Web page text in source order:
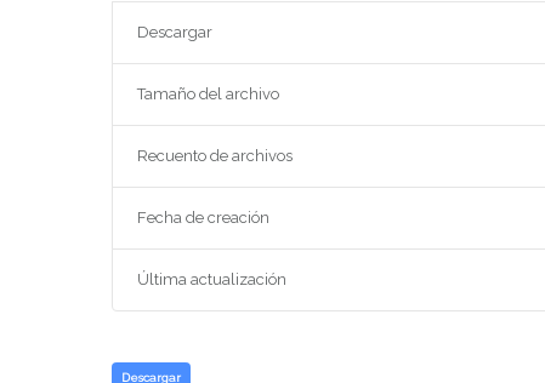
Descargar
Tamaño del archivo
Recuento de archivos
Fecha de creación
Última actualización
Descargar